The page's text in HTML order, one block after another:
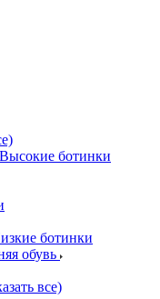
Высокие ботинки
ботинки
обувь
все)